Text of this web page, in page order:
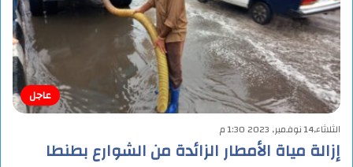
عاجل
الثلاثاء,14 نوفمبر, 2023 1:30 م
إزالة مياة الأمطار الزائدة من الشوارع بطنطا